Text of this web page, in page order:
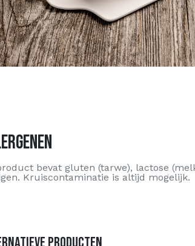
bevat gluten (tarwe), lactose
Kruiscontaminatie is altijd mogelijk.